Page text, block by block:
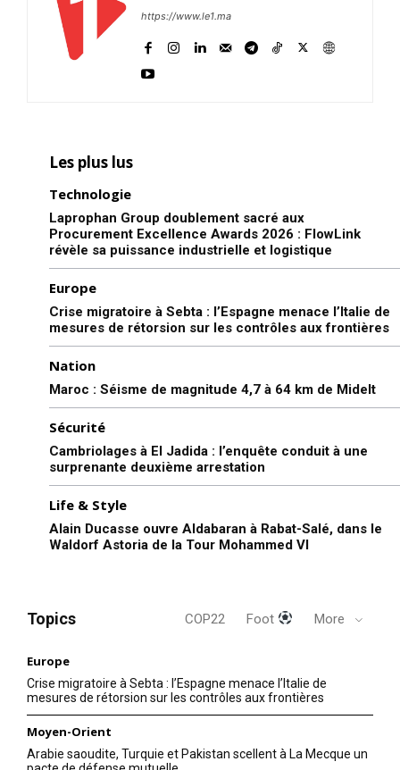
https://www.le1.ma
Les plus lus
Technologie
Laprophan Group doublement sacré aux
Procurement Excellence Awards 2026 : FlowLink
révèle sa puissance industrielle et logistique
Europe
Crise migratoire à Sebta : l’Espagne menace l’Italie de
mesures de rétorsion sur les contrôles aux frontières
Nation
Maroc : Séisme de magnitude 4,7 à 64 km de Midelt
Sécurité
Cambriolages à El Jadida : l’enquête conduit à une
surprenante deuxième arrestation
Life & Style
Alain Ducasse ouvre Aldabaran à Rabat-Salé, dans le
Waldorf Astoria de la Tour Mohammed VI
Topics COP22 Foot More
Europe
Crise migratoire à Sebta : l’Espagne menace l’Italie de
mesures de rétorsion sur les contrôles aux frontières
Moyen-Orient
Arabie saoudite, Turquie et Pakistan scellent à La Mecque un